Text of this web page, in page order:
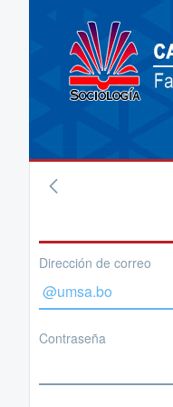
Dirección de correo
Contraseña